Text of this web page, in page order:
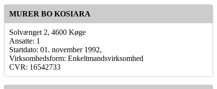
MURER BO KOSIARA
Solvænget 2, 4600 Køge
Ansatte: 1
Startdato: 01. november 1992,
Virksomhedsform: Enkeltmandsvirksomhed
CVR: 16542733